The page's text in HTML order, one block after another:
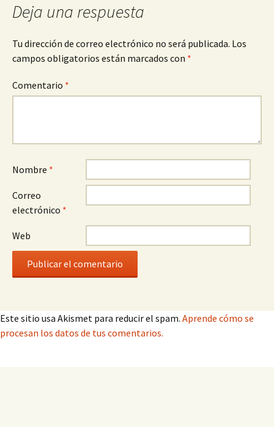
Deja una respuesta
Tu dirección de correo electrónico no será publicada. Los
campos obligatorios están marcados con *
Comentario *
Nombre *
Correo
electrónico *
Web
Este sitio usa Akismet para reducir el spam. Aprende cómo se
procesan los datos de tus comentarios.